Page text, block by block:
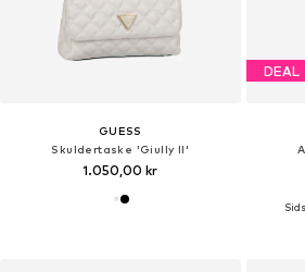
GUESS
Skuldertaske 'Giully II'
1.050,00 kr
DEAL